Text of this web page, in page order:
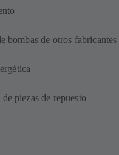
bombas de otros
piezas de repuesto